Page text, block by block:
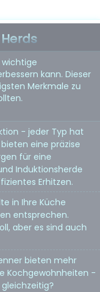
wichtige
kann. Dieser
Merkmale zu
- jeder Typ hat
eine präzise
für eine
Induktionsherde
Erhitzen.
in Ihre Küche
entsprechen.
aber es sind auch
bieten mehr
Kochgewohnheiten -